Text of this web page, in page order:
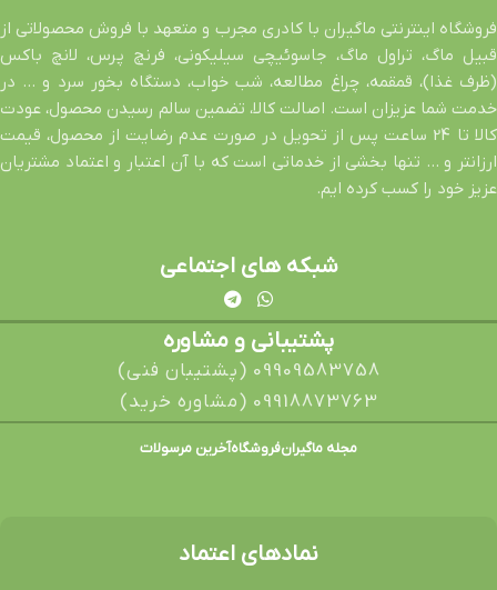
فروشگاه اینترنتی ماگیران با کادری مجرب و متعهد با فروش محصولاتی از
قبیل ماگ، تراول ماگ، جاسوئیچی سیلیکونی، فرنچ پرس، لانچ باکس
(ظرف غذا)، قمقمه، چراغ مطالعه، شب خواب، دستگاه بخور سرد و … در
خدمت شما عزیزان است. اصالت کالا، تضمین سالم رسیدن محصول، عودت
کالا تا 24 ساعت پس از تحویل در صورت عدم رضایت از محصول، قیمت
ارزانتر و … تنها بخشی از خدماتی است که با آن اعتبار و اعتماد مشتریان
عزیز خود را کسب کرده ایم.
شبکه های اجتماعی
پشتیبانی و مشاوره
09909583758 (پشتیبان فنی)
09918873763 (مشاوره خرید)
مجله ماگیرانفروشگاهآخرین مرسولات
نمادهای اعتماد